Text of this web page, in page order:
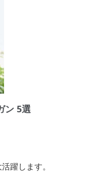
ン 5選
躍します。